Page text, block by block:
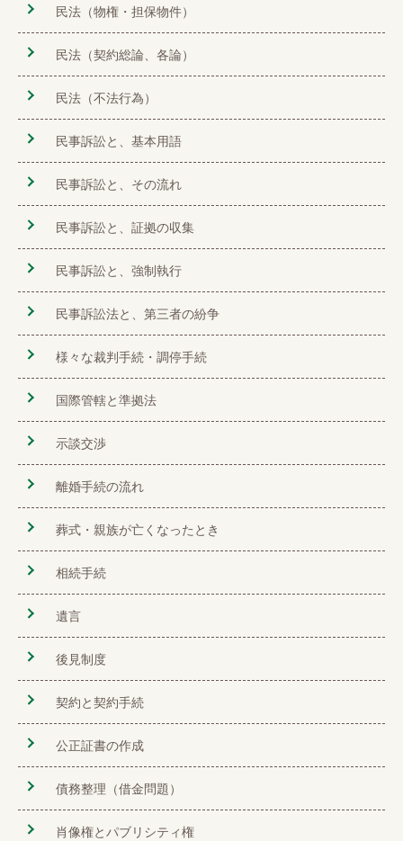
民法（物権・担保物件）
民法（契約総論、各論）
民法（不法行為）
民事訴訟と、基本用語
民事訴訟と、その流れ
民事訴訟と、証拠の収集
民事訴訟と、強制執行
民事訴訟法と、第三者の紛争
様々な裁判手続・調停手続
国際管轄と準拠法
示談交渉
離婚手続の流れ
葬式・親族が亡くなったとき
相続手続
遺言
後見制度
契約と契約手続
公正証書の作成
債務整理（借金問題）
肖像権とパブリシティ権